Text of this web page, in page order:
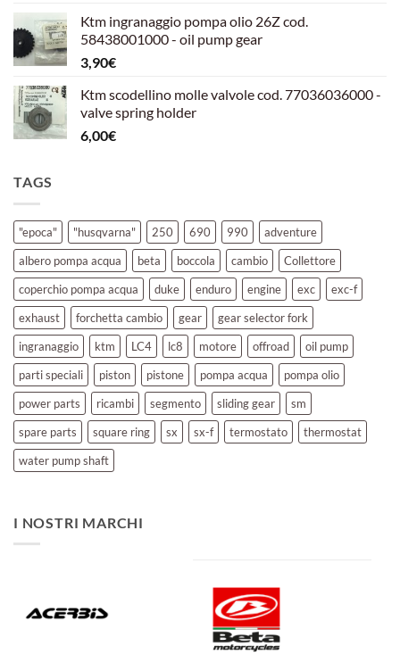
originale
era:
attuale
è:
Ktm ingranaggio pompa olio 26Z cod.
58438001000 - oil pump gear
3,90€
Ktm scodellino molle valvole cod. 77036036000 -
valve spring holder
6,00€
TAGS
"epoca" "husqvarna" 250 690 990
adventure
albero pompa acqua
beta boccola cambio
Collettore
coperchio pompa acqua
duke enduro engine exc
exc-f
exhaust
forchetta cambio gear
gear selector fork
ingranaggio
ktm LC4 lc8 motore offroad
oil pump
parti speciali
piston pistone pompa acqua
pompa olio
power parts
ricambi segmento sliding gear
sm
spare parts
square ring sx sx-f termostato
thermostat
water pump shaft
I NOSTRI MARCHI